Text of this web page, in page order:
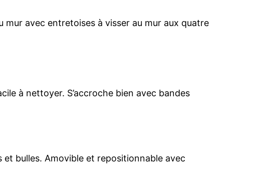
mur avec entretoises à visser au mur aux quatre
à nettoyer. S’accroche bien avec bandes
bulles. Amovible et repositionnable avec